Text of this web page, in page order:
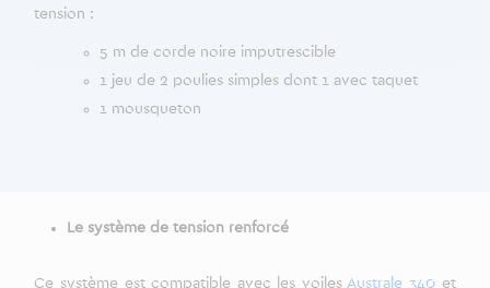
tension :
5 m de corde noire imputrescible
1 jeu de 2 poulies simples dont 1 avec taquet
1 mousqueton
Le système de tension renforcé
Ce système est compatible avec les voiles Australe 340 et